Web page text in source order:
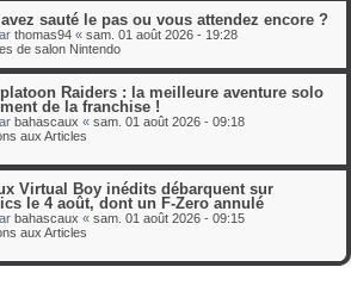
sauté le pas ou vous attendez encore ?
thomas94 « sam. 01 août 2026 - 19:28
de salon Nintendo
Raiders : la meilleure aventure solo
de la franchise !
bahascaux « sam. 01 août 2026 - 09:18
aux Articles
Virtual Boy inédits débarquent sur
le 4 août, dont un F-Zero annulé
bahascaux « sam. 01 août 2026 - 09:15
aux Articles